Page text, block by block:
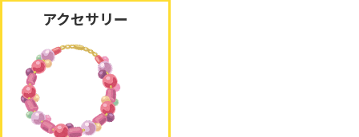
アクセサリー